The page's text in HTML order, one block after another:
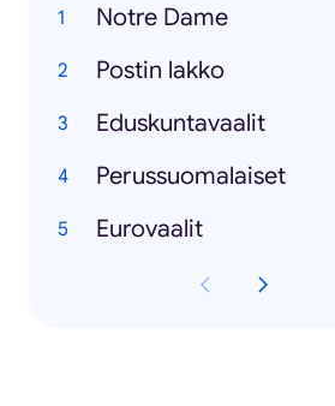
Notre Dame
Postin lakko
Eduskuntavaalit
Perussuomalaiset
Eurovaalit